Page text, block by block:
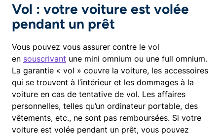
Vol : votre voiture est volée
pendant un prêt
Vous pouvez vous assurer contre le vol
en souscrivant une mini omnium ou une full omnium.
La garantie « vol » couvre la voiture, les accessoires
qui se trouvent à l’intérieur et les dommages à la
voiture en cas de tentative de vol. Les affaires
personnelles, telles qu’un ordinateur portable, des
vêtements, etc., ne sont pas remboursées. Si votre
voiture est volée pendant un prêt, vous pouvez